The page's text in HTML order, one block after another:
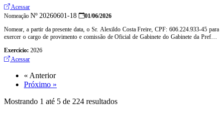
Turístico e Cultural, a partir de 07 de abril de 2025
Acessar
Nomeação Nº 20260601-18
01/06/2026
Nomear, a partir da presente data, o Sr. Alexildo Costa Freire, CPF: 606.224.933-45 para
exercer o cargo de provimento e comissão de Oficial de Gabinete do Gabinete da Prefeita
Exercício: 2026
Acessar
« Anterior
Próximo »
Mostrando 1 até 5 de 224 resultados